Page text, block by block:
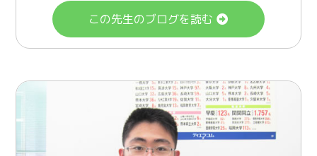
この先生のブログを読む